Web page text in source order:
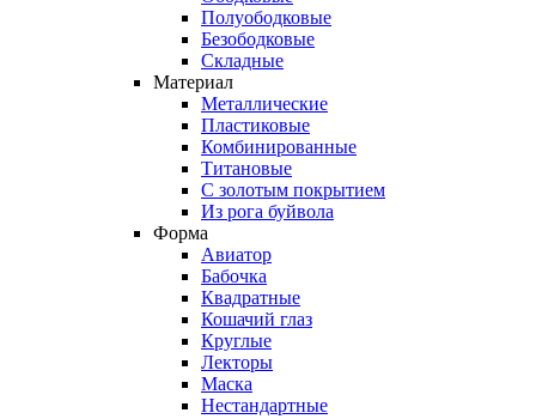
Полуободковые
Безободковые
Складные
Материал
Металлические
Пластиковые
Комбинированные
Титановые
С золотым покрытием
Из рога буйвола
Форма
Авиатор
Бабочка
Квадратные
Кошачий глаз
Круглые
Лекторы
Маска
Нестандартные